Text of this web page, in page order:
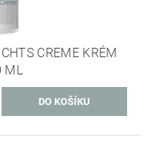
CREME KRÉM
ML